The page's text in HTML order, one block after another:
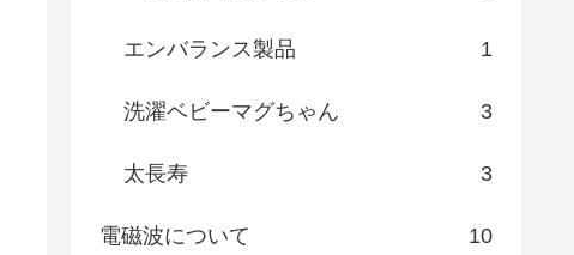
エンバランス製品 1
洗濯ベビーマグちゃん 3
太長寿 3
電磁波について 10